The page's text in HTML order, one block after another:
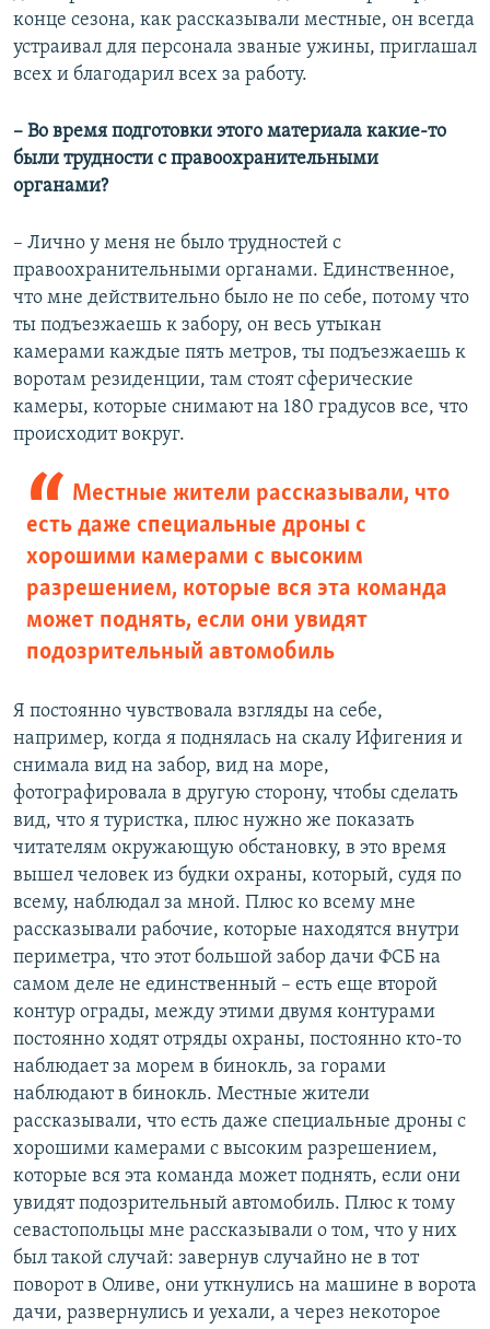
конце сезона, как рассказывали местные, он всегда
устраивал для персонала званые ужины, приглашал
всех и благодарил всех за работу.
– Во время подготовки этого материала какие-то
были трудности с правоохранительными
органами?
– Лично у меня не было трудностей с
правоохранительными органами. Единственное,
что мне действительно было не по себе, потому что
ты подъезжаешь к забору, он весь утыкан
камерами каждые пять метров, ты подъезжаешь к
воротам резиденции, там стоят сферические
камеры, которые снимают на 180 градусов все, что
происходит вокруг.
Местные жители рассказывали, что
есть даже специальные дроны с
хорошими камерами с высоким
разрешением, которые вся эта команда
может поднять, если они увидят
подозрительный автомобиль
Я постоянно чувствовала взгляды на себе,
например, когда я поднялась на скалу Ифигения и
снимала вид на забор, вид на море,
фотографировала в другую сторону, чтобы сделать
вид, что я туристка, плюс нужно же показать
читателям окружающую обстановку, в это время
вышел человек из будки охраны, который, судя по
всему, наблюдал за мной. Плюс ко всему мне
рассказывали рабочие, которые находятся внутри
периметра, что этот большой забор дачи ФСБ на
самом деле не единственный – есть еще второй
контур ограды, между этими двумя контурами
постоянно ходят отряды охраны, постоянно кто-то
наблюдает за морем в бинокль, за горами
наблюдают в бинокль. Местные жители
рассказывали, что есть даже специальные дроны с
хорошими камерами с высоким разрешением,
которые вся эта команда может поднять, если они
увидят подозрительный автомобиль. Плюс к тому
севастопольцы мне рассказывали о том, что у них
был такой случай: завернув случайно не в тот
поворот в Оливе, они уткнулись на машине в ворота
дачи, развернулись и уехали, а через некоторое